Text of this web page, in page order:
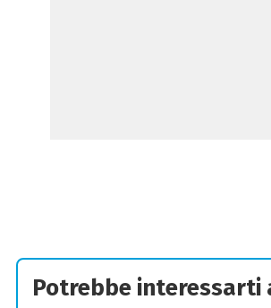
Potrebbe interessarti